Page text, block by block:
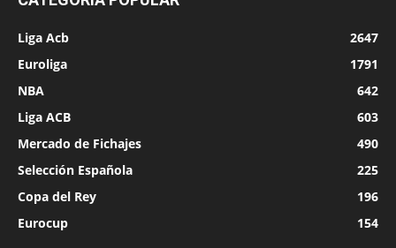
Liga Acb
2647
Euroliga
1791
NBA
642
Liga ACB
603
Mercado de Fichajes
490
Selección Española
225
Copa del Rey
196
Eurocup
154